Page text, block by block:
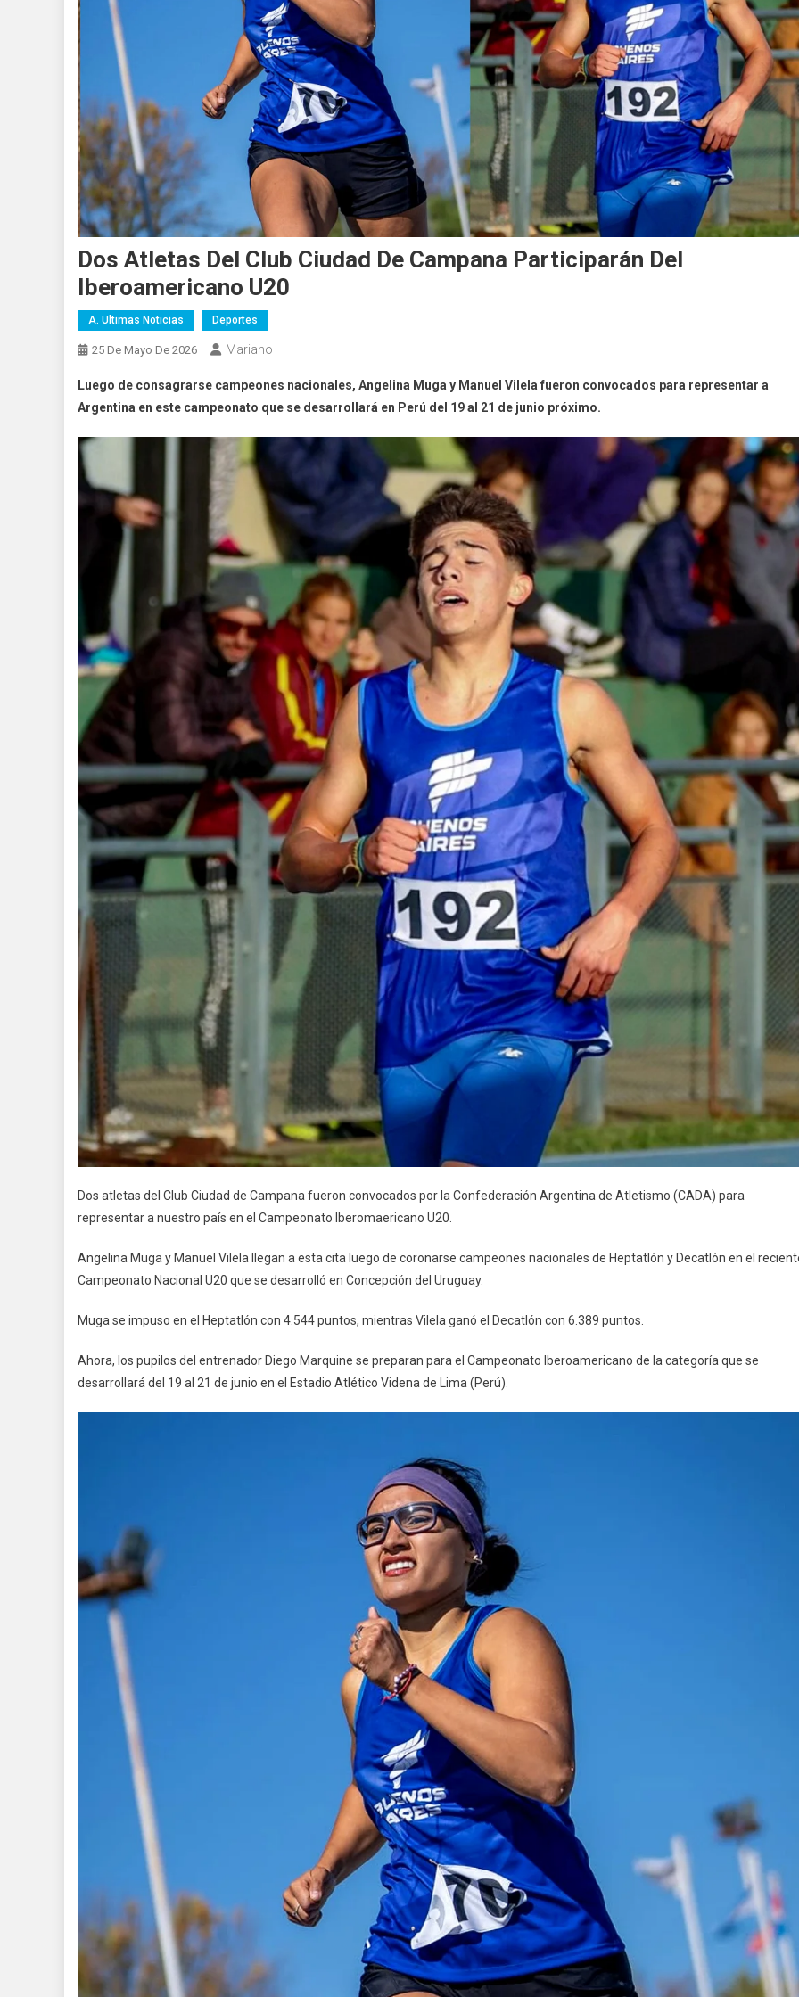
Dos Atletas Del Club Ciudad De Campana Participarán Del
Iberoamericano U20
A. Ultimas Noticias Deportes
25 De Mayo De 2026 Mariano
Luego de consagrarse campeones nacionales, Angelina Muga y Manuel Vilela fueron convocados para representar a
Argentina en este campeonato que se desarrollará en Perú del 19 al 21 de junio próximo.
Dos atletas del Club Ciudad de Campana fueron convocados por la Confederación Argentina de Atletismo (CADA) para
representar a nuestro país en el Campeonato Iberomaericano U20.
Angelina Muga y Manuel Vilela llegan a esta cita luego de coronarse campeones nacionales de Heptatlón y Decatlón en el
Campeonato Nacional U20 que se desarrolló en Concepción del Uruguay.
Muga se impuso en el Heptatlón con 4.544 puntos, mientras Vilela ganó el Decatlón con 6.389 puntos.
Ahora, los pupilos del entrenador Diego Marquine se preparan para el Campeonato Iberoamericano de la categoría que se
desarrollará del 19 al 21 de junio en el Estadio Atlético Videna de Lima (Perú).